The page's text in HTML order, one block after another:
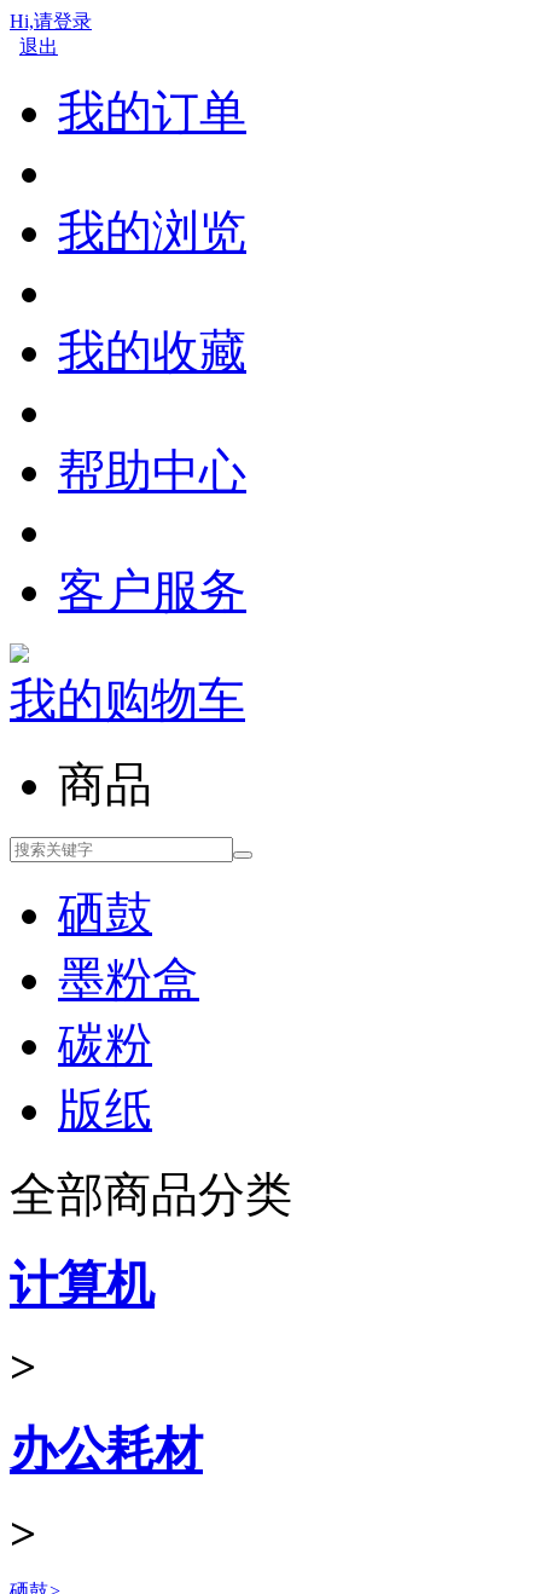
Hi,请登录
退出
我的订单
我的浏览
我的收藏
帮助中心
客户服务
我的购物车
商品
硒鼓
墨粉盒
碳粉
版纸
全部商品分类
计算机
>
办公耗材
>